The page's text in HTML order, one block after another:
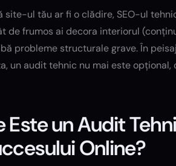
site-ul tău ar fi o clădire, SEO-ul
de frumos ai decora interiorul
probleme structurale grave. În
un audit tehnic nu mai este
Este un Audit
Online?